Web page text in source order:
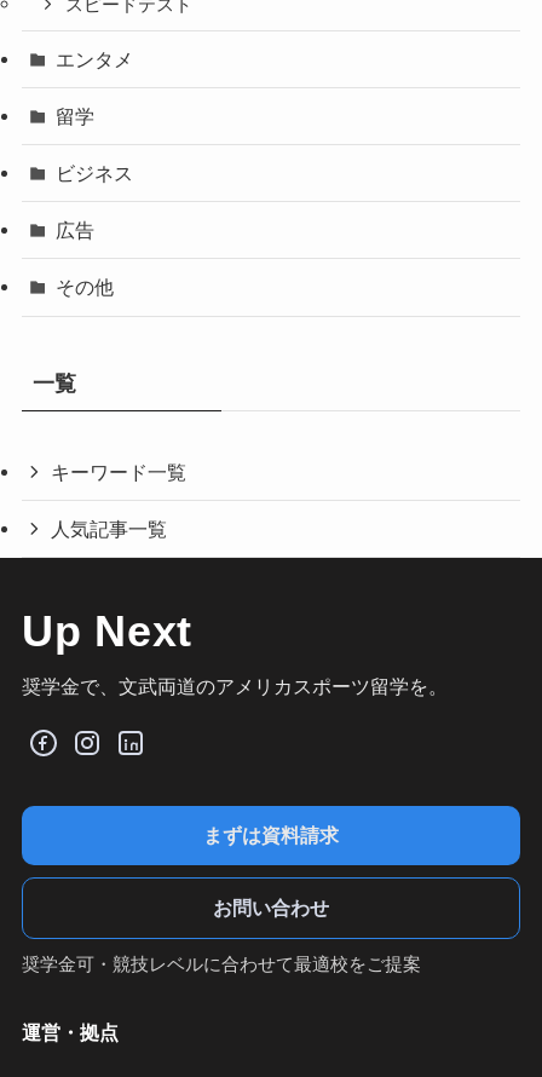
スピードテスト
エンタメ
留学
ビジネス
広告
その他
一覧
キーワード一覧
人気記事一覧
Up Next
奨学金で、文武両道のアメリカスポーツ留学を。
まずは資料請求
お問い合わせ
奨学金可・競技レベルに合わせて最適校をご提案
運営・拠点